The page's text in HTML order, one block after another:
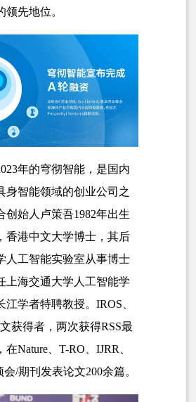
领先地位。
年的穹彻智能，是国内
身智能领域的创业公司之
创始人 卢策吾1982年出生
香港中文大学博士，其后
人工智能实验室从事博士
上海交通大学人工智能学
江学者特聘教授。IROS、
获得者，两次获得RSS最
Nature、T-RO、IJRR、
/期刊发表论文200余篇。